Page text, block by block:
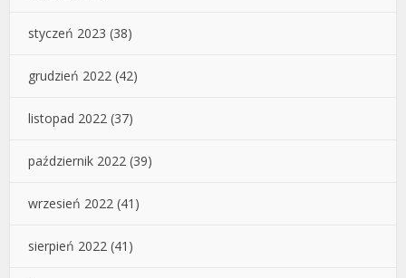
styczeń 2023 (38)
grudzień 2022 (42)
listopad 2022 (37)
październik 2022 (39)
wrzesień 2022 (41)
sierpień 2022 (41)